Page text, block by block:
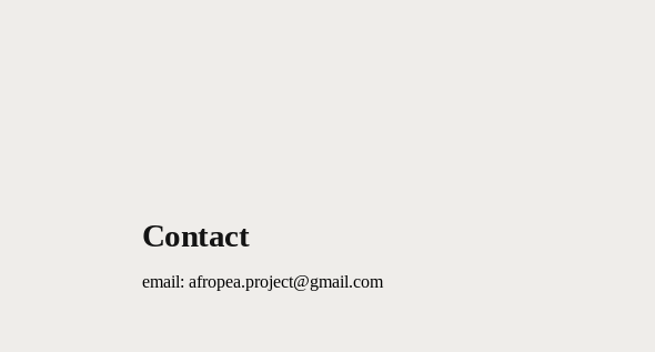
Contact
email: afropea.project@gmail.com